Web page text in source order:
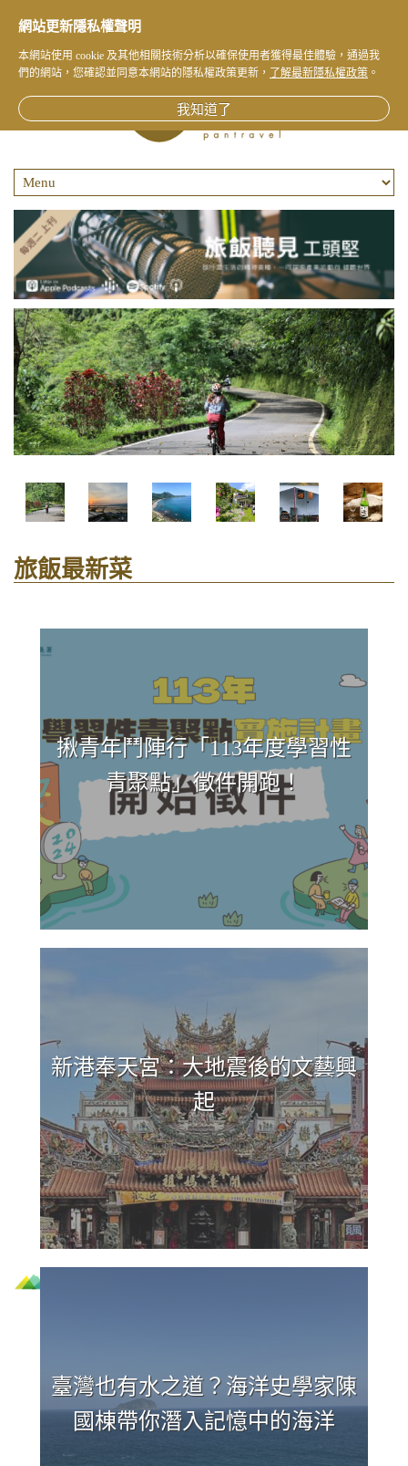
旅飯最新菜
揪青年鬥陣行「113年度學習性
青聚點」徵件開跑！
新港奉天宮：大地震後的文藝興
起
臺灣也有水之道？海洋史學家陳
國棟帶你潛入記憶中的海洋
網站更新隱私權聲明
本網站使用 cookie 及其他相關技術分析以確保使用者獲得最佳體驗，通過我
們的網站，您確認並同意本網站的隱私權政策更新，
了解最新隱私權政策 。
我知道了